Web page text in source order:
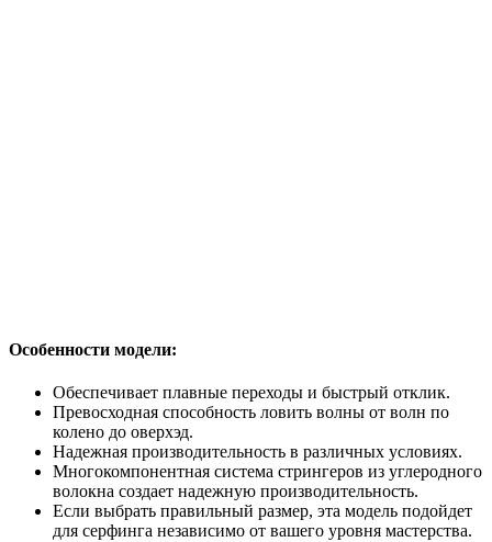
Особенности модели:
Обеспечивает плавные переходы и быстрый отклик.
Превосходная способность ловить волны от волн по
колено до оверхэд.
Надежная производительность в различных условиях.
Многокомпонентная система стрингеров из углеродного
волокна создает надежную производительность.
Если выбрать правильный размер, эта модель подойдет
для серфинга независимо от вашего уровня мастерства.